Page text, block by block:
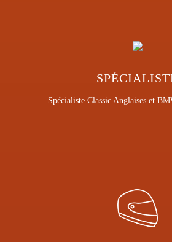
Spécialiste Classic Anglaises et